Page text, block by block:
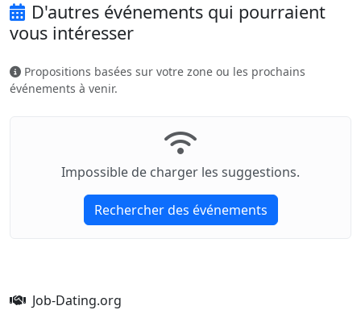
D'autres événements qui pourraient
vous intéresser
Propositions basées sur votre zone ou les prochains
événements à venir.
Impossible de charger les suggestions.
Rechercher des événements
Job-Dating.org